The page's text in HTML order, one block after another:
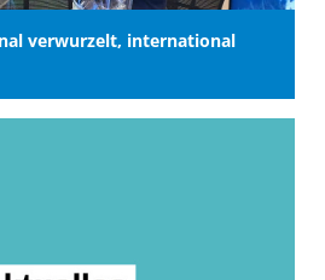
verwurzelt, international